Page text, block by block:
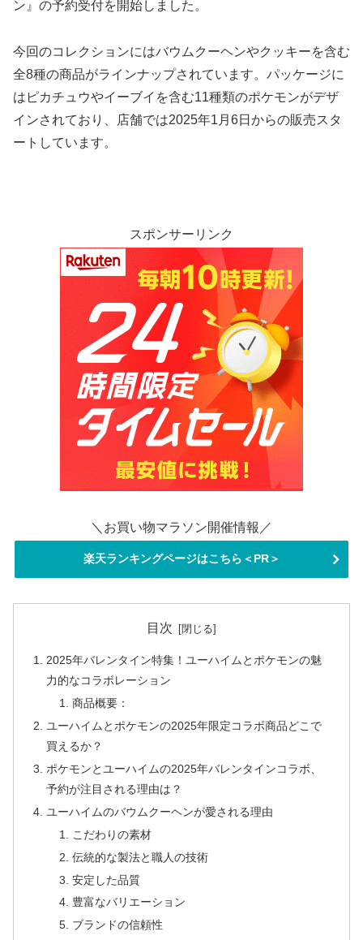
ン』の予約受付を開始しました。
今回のコレクションにはバウムクーヘンやクッキーを含む
全8種の商品がラインナップされています。パッケージに
はピカチュウやイーブイを含む11種類のポケモンがデザ
インされており、店舗では2025年1月6日からの販売スタ
ートしています。
スポンサーリンク
＼お買い物マラソン開催情報／
楽天ランキングページはこちら＜PR＞
目次
2025年バレンタイン特集！ユーハイムとポケモンの魅
力的なコラボレーション
商品概要：
ユーハイムとポケモンの2025年限定コラボ商品どこで
買えるか？
ポケモンとユーハイムの2025年バレンタインコラボ、
予約が注目される理由は？
ユーハイムのバウムクーヘンが愛される理由
こだわりの素材
伝統的な製法と職人の技術
安定した品質
豊富なバリエーション
ブランドの信頼性